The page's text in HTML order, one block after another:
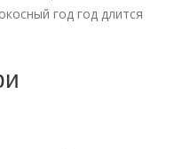
год год длится